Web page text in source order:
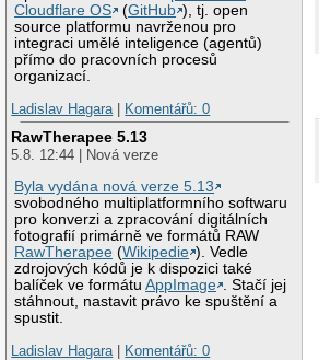
Cloudflare OS
(GitHub ), tj. open
source platformu navrženou pro
integraci umělé inteligence (agentů)
přímo do pracovních procesů
organizací.
Ladislav Hagara
Komentářů: 0
RawTherapee 5.13
5.8. 12:44 | Nová verze
Byla vydána nová verze 5.13
svobodného multiplatformního softwaru
pro konverzi a zpracování digitálních
fotografií primárně ve formátů RAW
RawTherapee (Wikipedie ). Vedle
zdrojových kódů je k dispozici také
balíček ve formátuAppImage . Stačí jej
stáhnout, nastavit právo ke spuštění a
spustit.
Ladislav Hagara
Komentářů: 0